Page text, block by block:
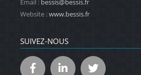
Email : bessis@bessis.fr
Website :www.bessis.fr
SUIVEZ-NOUS